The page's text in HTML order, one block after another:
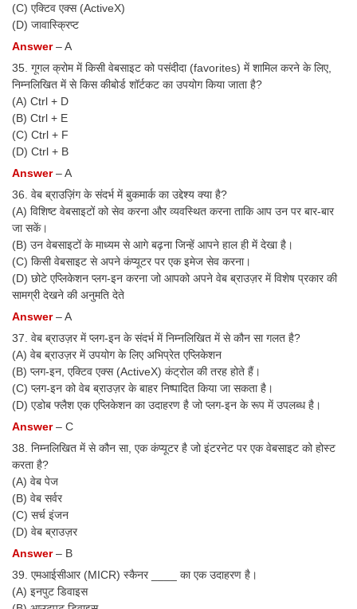
(C) एक्टिव एक्स (ActiveX)
(D) जावास्क्रिप्ट
Answer– A
35. गूगल क्रोम में किसी वेबसाइट को पसंदीदा (favorites) में शामिल करने के लिए,
निम्नलिखित में से किस कीबोर्ड शॉर्टकट का उपयोग किया जाता है?
(A) Ctrl + D
(B) Ctrl + E
(C) Ctrl + F
(D) Ctrl + B
Answer– A
36. वेब ब्राउज़िंग के संदर्भ में बुकमार्क का उद्देश्य क्या है?
(A) विशिष्ट वेबसाइटों को सेव करना और व्यवस्थित करना ताकि आप उन पर बार-बार
जा सकें।
(B) उन वेबसाइटों के माध्यम से आगे बढ़ना जिन्हें आपने हाल ही में देखा है।
(C) किसी वेबसाइट से अपने कंप्यूटर पर एक इमेज सेव करना।
(D) छोटे एप्लिकेशन प्लग-इन करना जो आपको अपने वेब ब्राउज़र में विशेष प्रकार की
सामग्री देखने की अनुमति देते
Answer– A
37. वेब ब्राउज़र में प्लग-इन के संदर्भ में निम्नलिखित में से कौन सा गलत है?
(A) वेब ब्राउज़र में उपयोग के लिए अभिप्रेत एप्लिकेशन
(B) प्लग-इन, एक्टिव एक्स (ActiveX) कंट्रोल की तरह होते हैं।
(C) प्लग-इन को वेब ब्राउज़र के बाहर निष्पादित किया जा सकता है।
(D) एडोब फ्लैश एक एप्लिकेशन का उदाहरण है जो प्लग-इन के रूप में उपलब्ध है।
Answer– C
38. निम्नलिखित में से कौन सा, एक कंप्यूटर है जो इंटरनेट पर एक वेबसाइट को होस्ट
करता है?
(A) वेब पेज
(B) वेब सर्वर
(C) सर्च इंजन
(D) वेब ब्राउज़र
Answer– B
39. एमआईसीआर (MICR) स्कैनर ____ का एक उदाहरण है।
(A) इनपुट डिवाइस